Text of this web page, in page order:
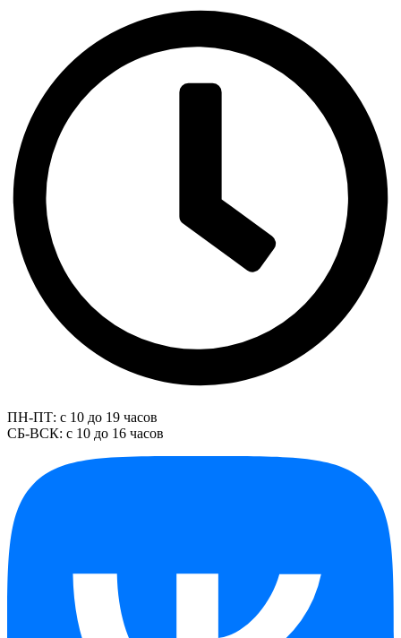
ПН-ПТ: с 10 до 19 часов
СБ-ВСК: с 10 до 16 часов